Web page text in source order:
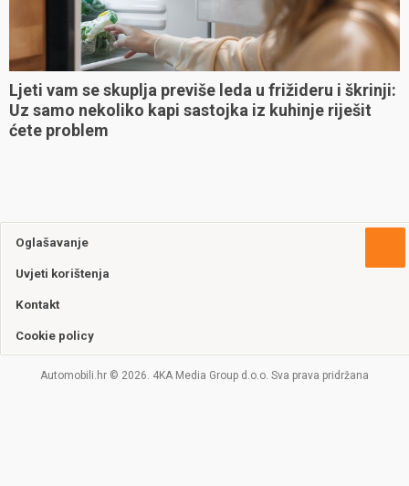
Ljeti vam se skuplja previše leda u frižideru i škrinji:
Uz samo nekoliko kapi sastojka iz kuhinje riješit
ćete problem
Oglašavanje
Uvjeti korištenja
Kontakt
Cookie policy
Automobili.hr © 2026. 4KA Media Group d.o.o. Sva prava pridržana